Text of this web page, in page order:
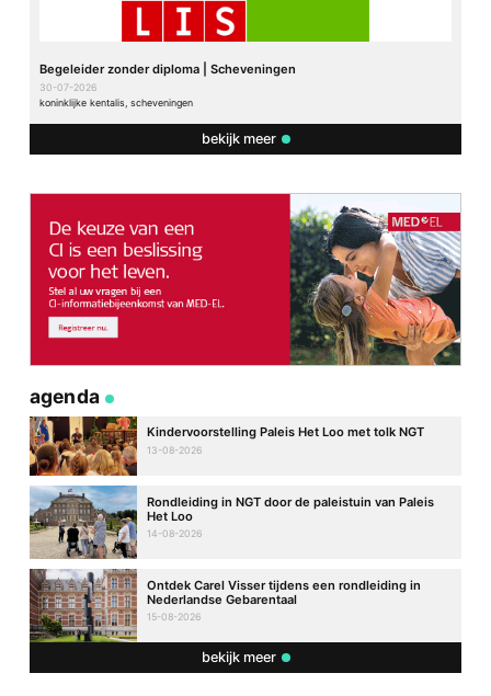
Begeleider zonder diploma | Scheveningen
30-07-2026
koninklijke kentalis, scheveningen
bekijk meer
agenda
Kindervoorstelling Paleis Het Loo met tolk NGT
13-08-2026
Rondleiding in NGT door de paleistuin van Paleis
Het Loo
14-08-2026
Ontdek Carel Visser tijdens een rondleiding in
Nederlandse Gebarentaal
15-08-2026
bekijk meer